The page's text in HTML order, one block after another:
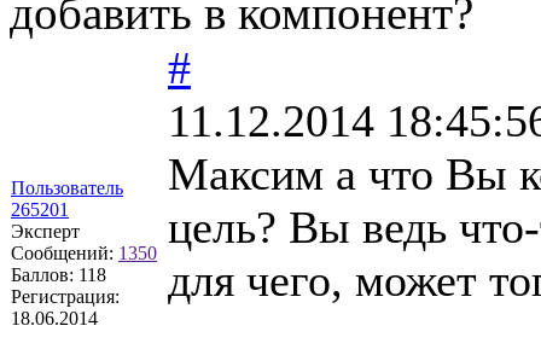
добавить в компонент?
Пользователь
265201
Эксперт
Сообщений: 1350
Баллов: 118
Регистрация:
18.06.2014
#
11.12.2014
Максим а что Вы
цель? Вы ведь
для чего, может